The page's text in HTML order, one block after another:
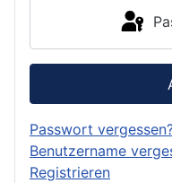
Passwort
Benutzername
Registrieren